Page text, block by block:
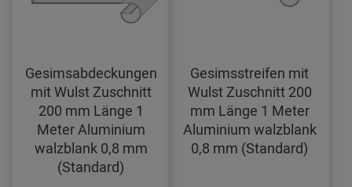
Gesimsabdeckungen
mit Wulst Zuschnitt
200 mm Länge 1
Meter Aluminium
walzblank 0,8 mm
(Standard)
Gesimsstreifen mit
Wulst Zuschnitt 200
mm Länge 1 Meter
Aluminium walzblank
0,8 mm (Standard)